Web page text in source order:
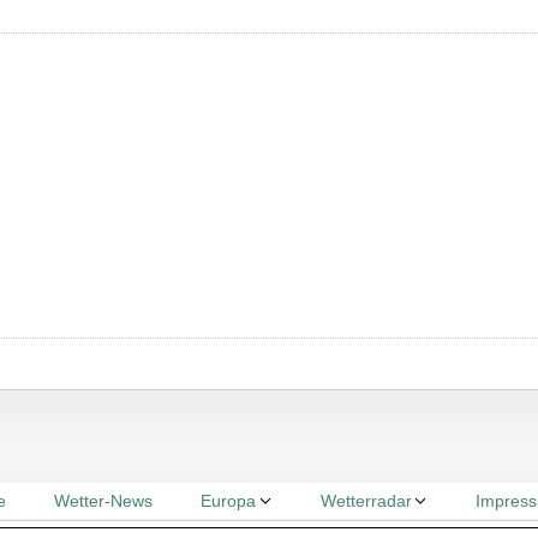
Wetter-News Europa Wetterradar